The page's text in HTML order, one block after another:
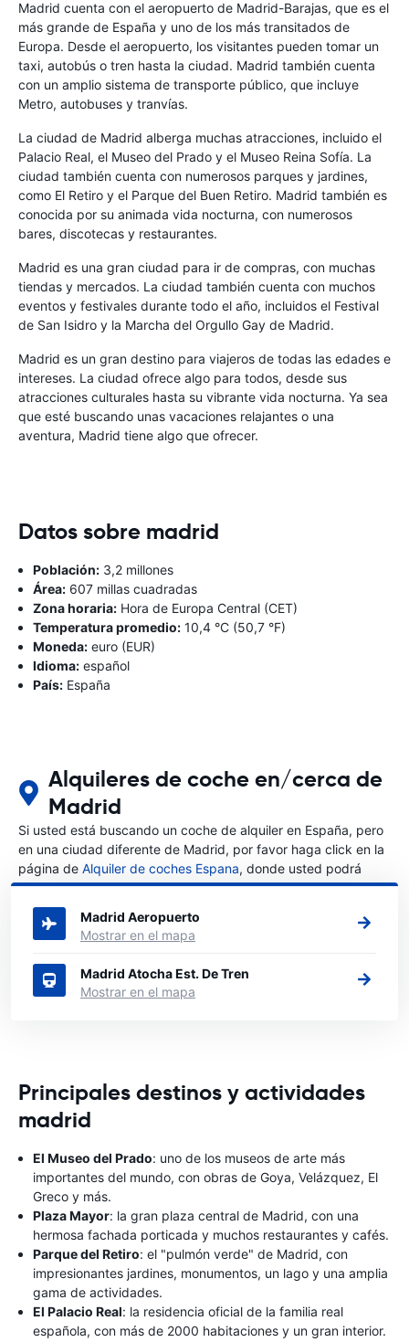
Madrid cuenta con el aeropuerto de Madrid-Barajas, que es el
más grande de España y uno de los más transitados de
Europa. Desde el aeropuerto, los visitantes pueden tomar un
taxi, autobús o tren hasta la ciudad. Madrid también cuenta
con un amplio sistema de transporte público, que incluye
Metro, autobuses y tranvías.
La ciudad de Madrid alberga muchas atracciones, incluido el
Palacio Real, el Museo del Prado y el Museo Reina Sofía. La
ciudad también cuenta con numerosos parques y jardines,
como El Retiro y el Parque del Buen Retiro. Madrid también es
conocida por su animada vida nocturna, con numerosos
bares, discotecas y restaurantes.
Madrid es una gran ciudad para ir de compras, con muchas
tiendas y mercados. La ciudad también cuenta con muchos
eventos y festivales durante todo el año, incluidos el Festival
de San Isidro y la Marcha del Orgullo Gay de Madrid.
Madrid es un gran destino para viajeros de todas las edades e
intereses. La ciudad ofrece algo para todos, desde sus
atracciones culturales hasta su vibrante vida nocturna. Ya sea
que esté buscando unas vacaciones relajantes o una
aventura, Madrid tiene algo que ofrecer.
Datos sobre madrid
Población: 3,2 millones
Área: 607 millas cuadradas
Zona horaria: Hora de Europa Central (CET)
Temperatura promedio: 10,4 °C (50,7 °F)
Moneda: euro (EUR)
Idioma: español
País: España
Alquileres de coche en/cerca de
Madrid
Si usted está buscando un coche de alquiler en España, pero
en una ciudad diferente de Madrid, por favor haga click en la
página de Alquiler de coches Espana, donde usted podrá
elegir en qué ciudad de España desea alquilar un coche.
Madrid Aeropuerto
Mostrar en el mapa
Madrid Atocha Est. De Tren
Mostrar en el mapa
Principales destinos y actividades
madrid
El Museo del Prado: uno de los museos de arte más
importantes del mundo, con obras de Goya, Velázquez, El
Greco y más.
Plaza Mayor: la gran plaza central de Madrid, con una
hermosa fachada porticada y muchos restaurantes y cafés.
Parque del Retiro: el "pulmón verde" de Madrid, con
impresionantes jardines, monumentos, un lago y una amplia
gama de actividades.
El Palacio Real: la residencia oficial de la familia real
española, con más de 2000 habitaciones y un gran interior.